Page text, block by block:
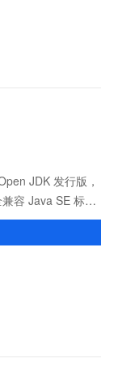
JDK 发行版，
容 Java SE 标
和